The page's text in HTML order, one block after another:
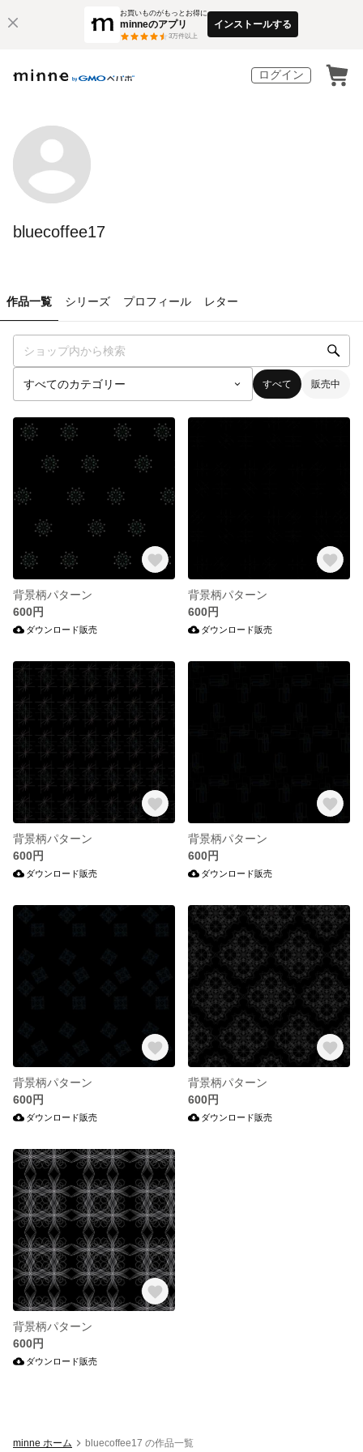
お買いものがもっとお得に
minneのアプリ
3万件以上
インストールする
ログイン
bluecoffee17
作品一覧 シリーズ プロフィール レター
すべて 販売中
背景柄パターン
600円
ダウンロード販売
背景柄パターン
600円
ダウンロード販売
背景柄パターン
600円
ダウンロード販売
背景柄パターン
600円
ダウンロード販売
背景柄パターン
600円
ダウンロード販売
背景柄パターン
600円
ダウンロード販売
背景柄パターン
600円
ダウンロード販売
minne ホーム bluecoffee17 の作品一覧